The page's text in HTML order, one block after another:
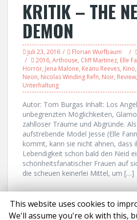
KRITIK – THE
DEMON
Juli 23, 2016 Florian Wurfbaum
2016, Arthouse, Cliff Martinez, Elle
Horror, Jena Malone, Keanu Reeves, Kino,
Neon, Nicolas Winding Refn, Noir, Review,
Unterhaltung
Autor: Tom Burgas Inhalt: Los
unbegrenzten Möglichkeiten,
zahlloser Träume und Abgründe.
aufstrebende Model Jesse (Elle
kommt, kann sie nicht ahnen, dass
Lebendigkeit schon bald den Neid
schönheitsfanatischer Frauen auf
die scheuen keinerlei Mittel, um […]
This website uses cookies to
We'll assume you're ok with this,